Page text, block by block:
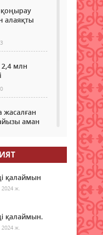
алаяқты
2,4 млн
жасалған
аман
жұмыс
жатыр
қалаймын
ж.
қалаймын.
ж.